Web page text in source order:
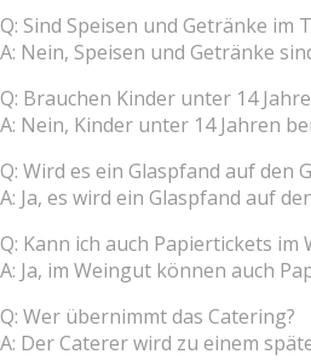
Q: Sind Speisen und Getränke im
A: Nein, Speisen und Getränke
Q: Brauchen Kinder unter 14
A: Nein, Kinder unter 14 Jahren
Q: Wird es ein Glaspfand auf den
A: Ja, es wird ein Glaspfand auf
Q: Kann ich auch Papiertickets im
A: Ja, im Weingut können auch
Q: Wer übernimmt das Catering?
A: Der Caterer wird zu einem